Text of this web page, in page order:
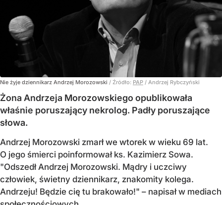
Nie żyje dziennikarz Andrzej Morozowski / Źródło: PAP / Andrzej Rybczyński
Żona Andrzeja Morozowskiego opublikowała
właśnie poruszający nekrolog. Padły poruszające
słowa.
Andrzej Morozowski zmarł we wtorek w wieku 69 lat.
O jego śmierci poinformował ks. Kazimierz Sowa.
"Odszedł Andrzej Morozowski. Mądry i uczciwy
człowiek, świetny dziennikarz, znakomity kolega.
Andrzeju! Będzie cię tu brakowało!" – napisał w mediach